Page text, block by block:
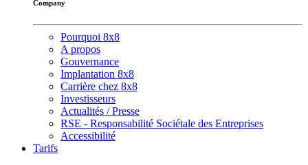
Company
Pourquoi 8x8
A propos
Gouvernance
Implantation 8x8
Carrière chez 8x8
Investisseurs
Actualités / Presse
RSE - Responsabilité Sociétale des Entreprises
Accessibilité
Tarifs